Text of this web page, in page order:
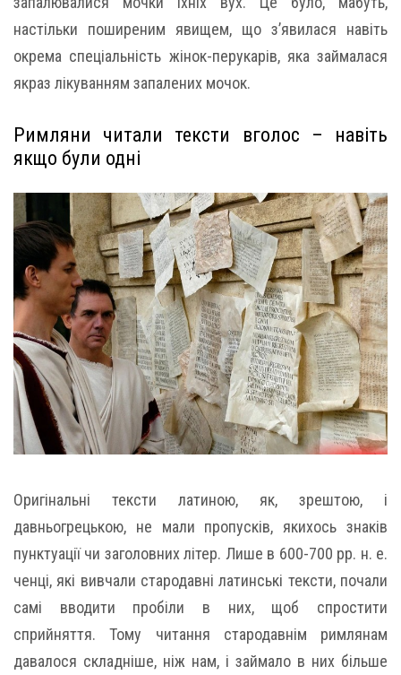
настільки поширеним явищем, що з’явилася навіть
окрема спеціальність жінок-перукарів, яка займалася
якраз лікуванням запалених мочок.
Римляни читали тексти вголос – навіть
якщо були одні
Оригінальні тексти латиною, як, зрештою, і
давньогрецькою, не мали пропусків, якихось знаків
пунктуації чи заголовних літер. Лише в 600-700 рр. н. е.
ченці, які вивчали стародавні латинські тексти, почали
самі вводити пробіли в них, щоб спростити
сприйняття. Тому читання стародавнім римлянам
давалося складніше, ніж нам, і займало в них більше